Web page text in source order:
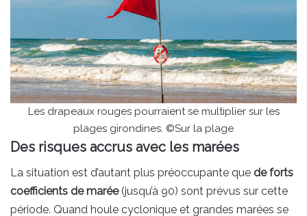
Les drapeaux rouges pourraient se multiplier sur les
plages girondines. ©Sur la plage
Des risques accrus avec les marées
La situation est d’autant plus préoccupante que de forts
coefficients de marée(jusqu’à 90) sont prévus sur cette
période. Quand houle cyclonique et grandes marées se